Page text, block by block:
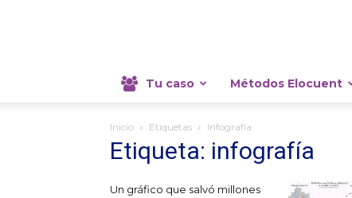
Tu caso Métodos Elocuent
Inicio Etiquetas Infografía
Etiqueta: infografía
Un gráfico que salvó millones